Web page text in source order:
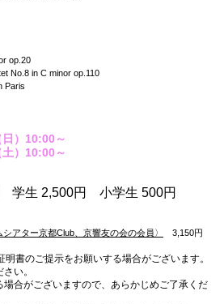
op.20
No.8 in C minor op.110
Paris
日）10:00～
）10:00～
学生 2,500円 小学生 500円
アター京都Club、京響友の会の会員〉 3,150円
書のご提示をお願いする場合がございます。
い。
合がございますので、あらかじめご了承くだ